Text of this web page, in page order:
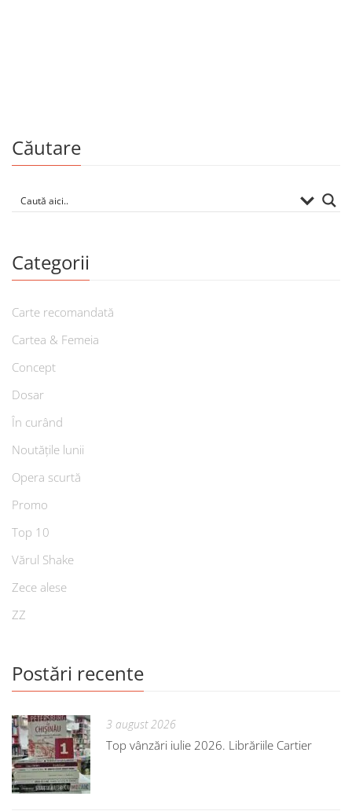
Căutare
Categorii
Carte recomandată
Cartea & Femeia
Concept
Dosar
În curând
Noutățile lunii
Opera scurtă
Promo
Top 10
Vărul Shake
Zece alese
ZZ
Postări recente
3 august 2026
Top vânzări iulie 2026. Librăriile Cartier